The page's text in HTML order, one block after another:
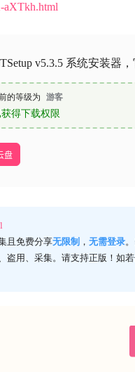
aXTkh.html
v5.3.5 系统安装器
的等级为 游客
得下载权限
盘
且免费分享无限制 ， 无需登录
盗用、采集。请支持正版！如